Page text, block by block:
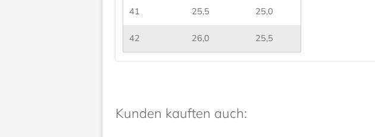
41 25,5 25,0
42 26,0 25,5
Kunden kauften auch: